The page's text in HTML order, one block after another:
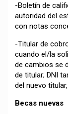
-Boletín de
autoridad del
con notas
-Titular de
cuando el/la
de cambios se
de titular; DNI
del nuevo
Becas nuevas